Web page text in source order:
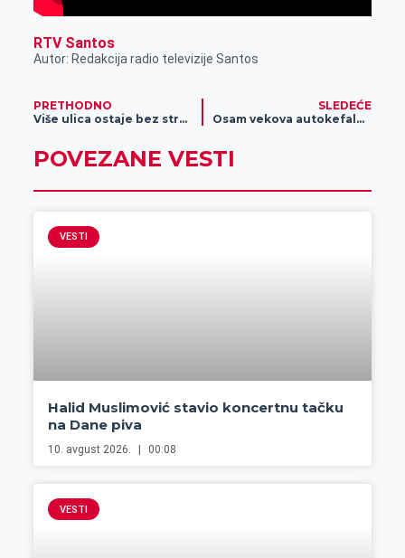
RTV Santos
Autor: Redakcija radio televizije Santos
PRETHODNO
Više ulica ostaje bez struje
SLEDEĆE
Osam vekova autokefalnosti SPC (VIDEO)
POVEZANE VESTI
VESTI
Halid Muslimović stavio koncertnu tačku
na Dane piva
10. avgust 2026. 00:08
VESTI